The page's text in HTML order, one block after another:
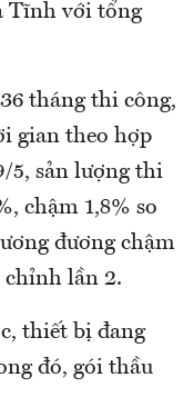
Tĩnh với tổng
tháng thi công,
gian theo hợp
5, sản lượng thi
chậm 1,8% so
đương chậm
chỉnh lần 2.
thiết bị đang
đó, gói thầu